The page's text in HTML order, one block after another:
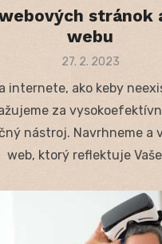
stránok
webu
Posted
27. 2. 2023
internete, ako keby
za
nástroj. Navrhneme a
web, ktorý reflektuje